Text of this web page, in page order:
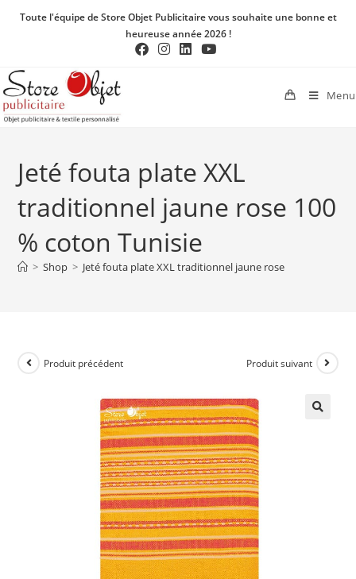
Toute l'équipe de Store Objet Publicitaire vous souhaite une bonne et
heureuse année 2026 !
Menu
Jeté fouta plate XXL
traditionnel jaune rose 100
% coton Tunisie
> Shop > Jeté fouta plate XXL traditionnel jaune rose
Produit précédent Produit suivant